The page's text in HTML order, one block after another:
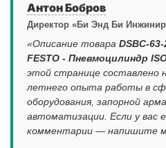
Антон Бобров
Директор «Би Энд Би
«Описание товара DSBC-
FESTO - Пневмоцилиндр
этой странице составлено
летнего опыта работы в
оборудования, запорной
автоматизации. Если у вас
комментарии — напишите